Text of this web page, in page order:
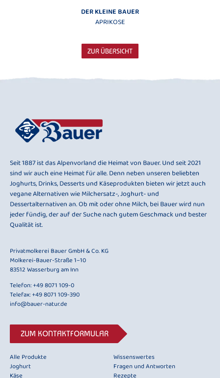
DER KLEINE BAUER
APRIKOSE
ZUR ÜBERSICHT
Seit 1887 ist das Alpenvorland die Heimat von Bauer. Und seit 2021
sind wir auch eine Heimat für alle. Denn neben unseren beliebten
Joghurts, Drinks, Desserts und Käseprodukten bieten wir jetzt auch
vegane Alternativen wie Milchersatz-, Joghurt- und
Dessertalternativen an. Ob mit oder ohne Milch, bei Bauer wird nun
jeder fündig, der auf der Suche nach gutem Geschmack und bester
Qualität ist.
Privatmolkerei Bauer GmbH & Co. KG
Molkerei-Bauer-Straße 1–10
83512 Wasserburg am Inn
Telefon:+49 8071 109-0
Telefax: +49 8071 109-390
info@bauer-natur.de
ZUM KONTAKTFORMULAR
Alle Produkte
Joghurt
Wissenswertes
Fragen und Antworten